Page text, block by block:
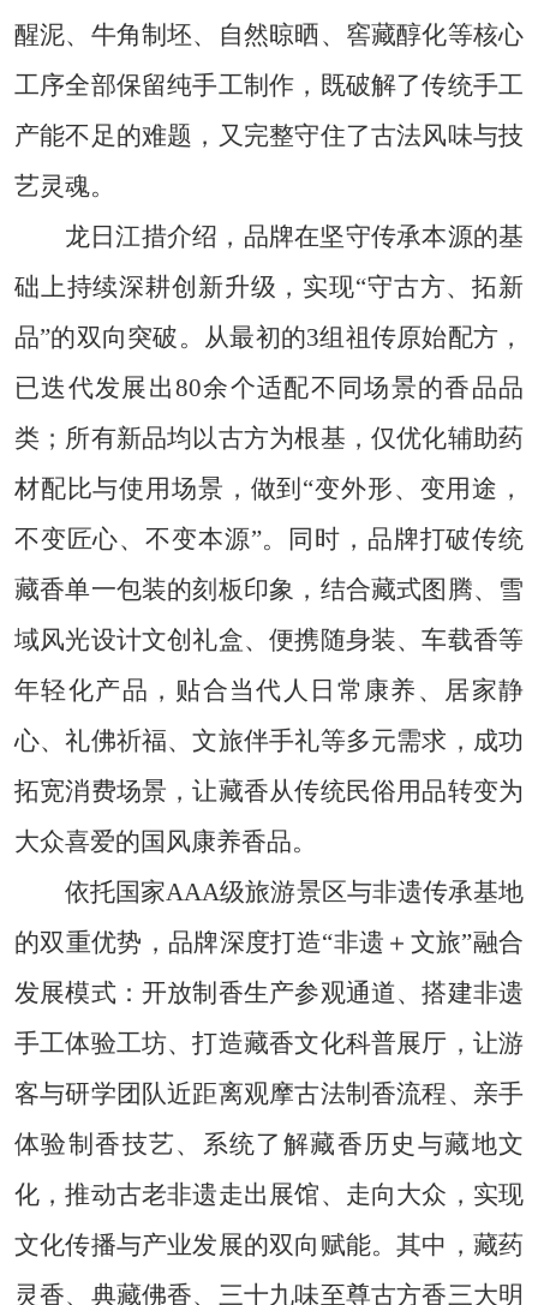
醒泥、牛角制坯、自然晾晒、窖藏醇化等核心
工序全部保留纯手工制作，既破解了传统手工
产能不足的难题，又完整守住了古法风味与技
艺灵魂。
龙日江措介绍，品牌在坚守传承本源的基
础上持续深耕创新升级，实现“守古方、拓新
品”的双向突破。从最初的3组祖传原始配方，
已迭代发展出80余个适配不同场景的香品品
类；所有新品均以古方为根基，仅优化辅助药
材配比与使用场景，做到“变外形、变用途，
不变匠心、不变本源”。同时，品牌打破传统
藏香单一包装的刻板印象，结合藏式图腾、雪
域风光设计文创礼盒、便携随身装、车载香等
年轻化产品，贴合当代人日常康养、居家静
心、礼佛祈福、文旅伴手礼等多元需求，成功
拓宽消费场景，让藏香从传统民俗用品转变为
大众喜爱的国风康养香品。
依托国家AAA级旅游景区与非遗传承基地
的双重优势，品牌深度打造“非遗＋文旅”融合
发展模式：开放制香生产参观通道、搭建非遗
手工体验工坊、打造藏香文化科普展厅，让游
客与研学团队近距离观摩古法制香流程、亲手
体验制香技艺、系统了解藏香历史与藏地文
化，推动古老非遗走出展馆、走向大众，实现
文化传播与产业发展的双向赋能。其中，藏药
灵香、典藏佛香、三十九味至尊古方香三大明